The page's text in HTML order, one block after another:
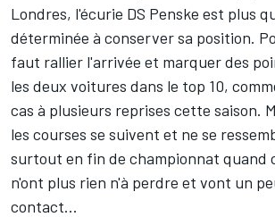
Londres, l'écurie DS Penske est plus
déterminée à conserver sa position.
faut rallier l'arrivée et marquer des
les deux voitures dans le top 10,
cas à plusieurs reprises cette saison.
les courses se suivent et ne se
surtout en fin de championnat quand
n'ont plus rien n'à perdre et vont un
contact...